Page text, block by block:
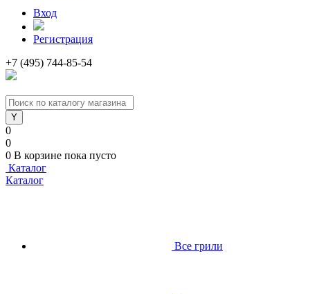
Вход
Регистрация
+7 (495) 744-85-54
0
0
0 В корзине пока пусто
Каталог
Каталог
Все грили